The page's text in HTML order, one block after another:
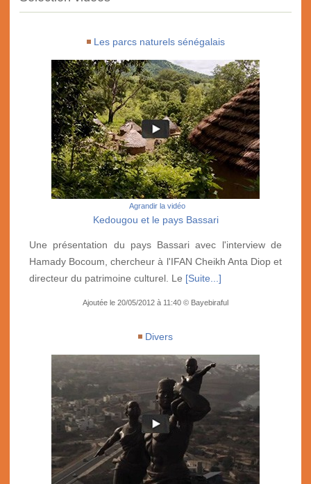
Les parcs naturels sénégalais
Agrandir la vidéo
Kedougou et le pays Bassari
Une présentation du pays Bassari avec l'interview de
Hamady Bocoum, chercheur à l'IFAN Cheikh Anta Diop et
directeur du patrimoine culturel. Le [Suite...]
Ajoutée le 20/05/2012 à 11:40 © Bayebiraful
Divers